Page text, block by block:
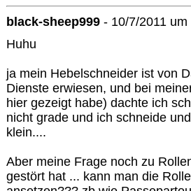
black-sheep999- 10/7/2011 um
Huhu
ja mein Hebelschneider ist von
Dienste erwiesen, und bei
hier gezeigt habe) dachte ich
nicht grade und ich schneide
klein....
Aber meine Frage noch zu
gestört hat ... kann man die